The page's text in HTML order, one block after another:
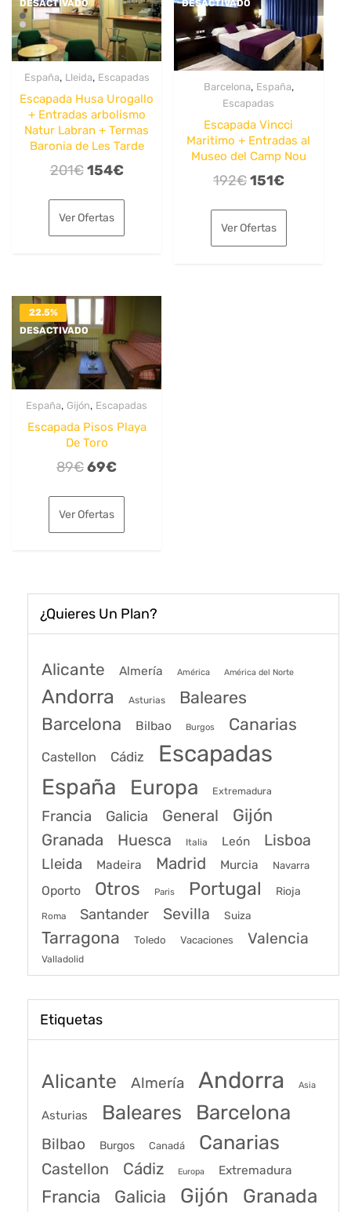
DESACTIVADO
España, Lleida, Escapadas
Escapada Husa Urogallo
+ Entradas arbolismo
Natur Labran + Termas
Baronia de Les Tarde
201€ El
original
era:
154€El
es:
Ver Ofertas
DESACTIVADO
Barcelona, España,
Escapadas
Escapada Vincci
Maritimo + Entradas al
Museo del Camp Nou
192€El
original
era:
151€El
es:
Ver Ofertas
22.5%
DESACTIVADO
España, Gijón, Escapadas
Escapada Pisos Playa
De Toro
89€El
original
era:
69€El
es:
Ver Ofertas
¿Quieres Un Plan?
Alicante Almería América América del Norte
Andorra Asturias Baleares
Barcelona Bilbao Burgos Canarias
Castellon Cádiz Escapadas
España Europa Extremadura
Francia Galicia General Gijón
Granada Huesca Italia León Lisboa
Lleida Madeira Madrid Murcia Navarra
Oporto Otros Paris Portugal Rioja
Roma Santander Sevilla Suiza
Tarragona Toledo Vacaciones Valencia
Valladolid
Etiquetas
Alicante Almería Andorra Asia
Asturias Baleares Barcelona
Bilbao Burgos Canadá Canarias
Castellon Cádiz Europa Extremadura
Francia Galicia Gijón Granada